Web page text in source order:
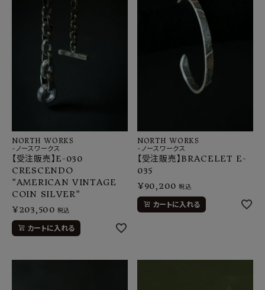
NORTH WORKS
-ノースワークス
【受注販売】E-030
CRESCENDO
"AMERICAN VINTAGE
COIN SILVER"
¥203,500 税込
カートに入れる
NORTH WORKS
-ノースワークス
【受注販売】BRACELET E-
035
¥90,200 税込
カートに入れる